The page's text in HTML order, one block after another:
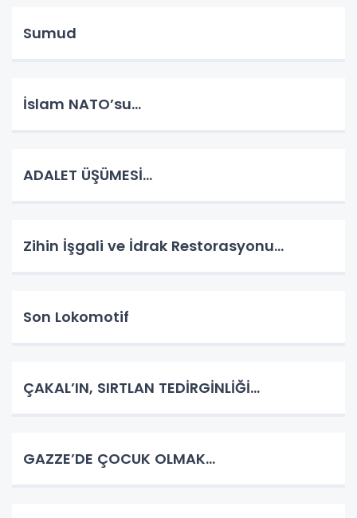
Sumud
İslam NATO’su…
ADALET ÜŞÜMESİ…
Zihin İşgali ve İdrak Restorasyonu…
Son Lokomotif
ÇAKAL’IN, SIRTLAN TEDİRGİNLİĞİ…
GAZZE’DE ÇOCUK OLMAK…